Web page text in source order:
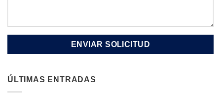
ÚLTIMAS ENTRADAS